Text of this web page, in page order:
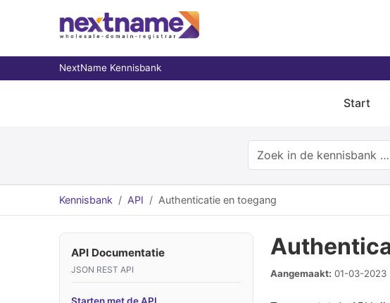
NextName Kennisbank
Start
Kennisbank API Authenticatie en toegang
API Documentatie
JSON REST API Aangemaakt: 01-03-2023